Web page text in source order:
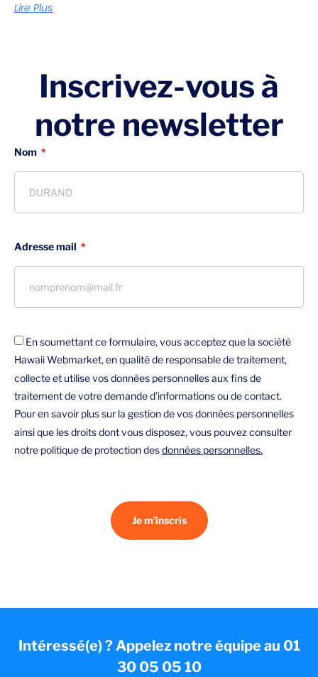
Lire Plus
Inscrivez-vous à
notre newsletter
Nom
Adresse mail
En soumettant ce formulaire, vous acceptez que la société
Hawaii Webmarket, en qualité de responsable de traitement,
collecte et utilise vos données personnelles aux fins de
traitement de votre demande d’informations ou de contact.
Pour en savoir plus sur la gestion de vos données personnelles
ainsi que les droits dont vous disposez, vous pouvez consulter
notre politique de protection desdonnées personnelles.
Je m’inscris
Intéressé(e) ? Appelez notre équipe au 01
30 05 05 10